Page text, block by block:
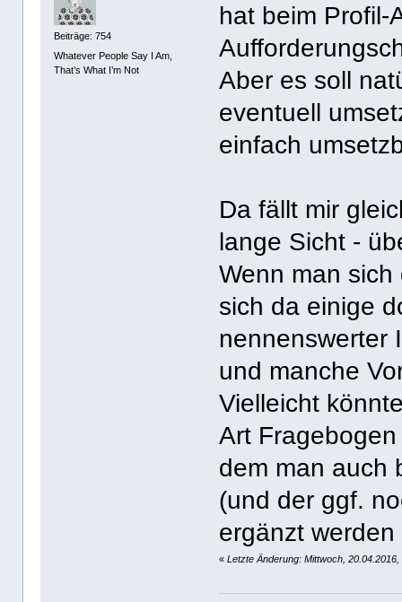
Beiträge: 754
Whatever People Say I Am,
That’s What I’m Not
hat beim Profil-
Aber es soll
eventuell
einfach
Da fällt mir
lange Sicht -
Wenn man
sich da einige
nennenswerter
und manche
Vielleicht
Art
dem man auch
(und der ggf.
ergänzt
«Letzte Änderung: Mittwoch,